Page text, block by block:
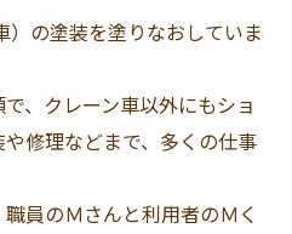
）の塗装を塗りなおしていま
、クレーン車以外にもショ
修理などまで、多くの仕事
員のＭさんと利用者のＭく